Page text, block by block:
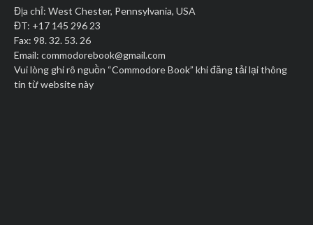
Địa chỉ: West Chester, Pennsylvania, USA
ĐT: +17 145 296 23
Fax: 98. 32. 53. 26
Email: commodorebook@gmail.com
Vui lòng ghi rõ nguồn “Commodore Book” khi đăng tải lại thông
tin từ website này